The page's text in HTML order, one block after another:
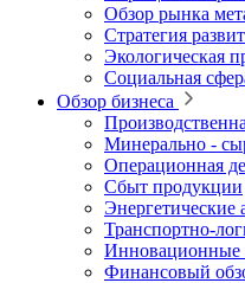
Обзор рынка
Стратегия
Экологическая
Социальная
Обзор бизнеса
Минерально ‑
Операционная
Сбыт продукции
Энергетические
Транспортно-
Инновационные
Финансовый